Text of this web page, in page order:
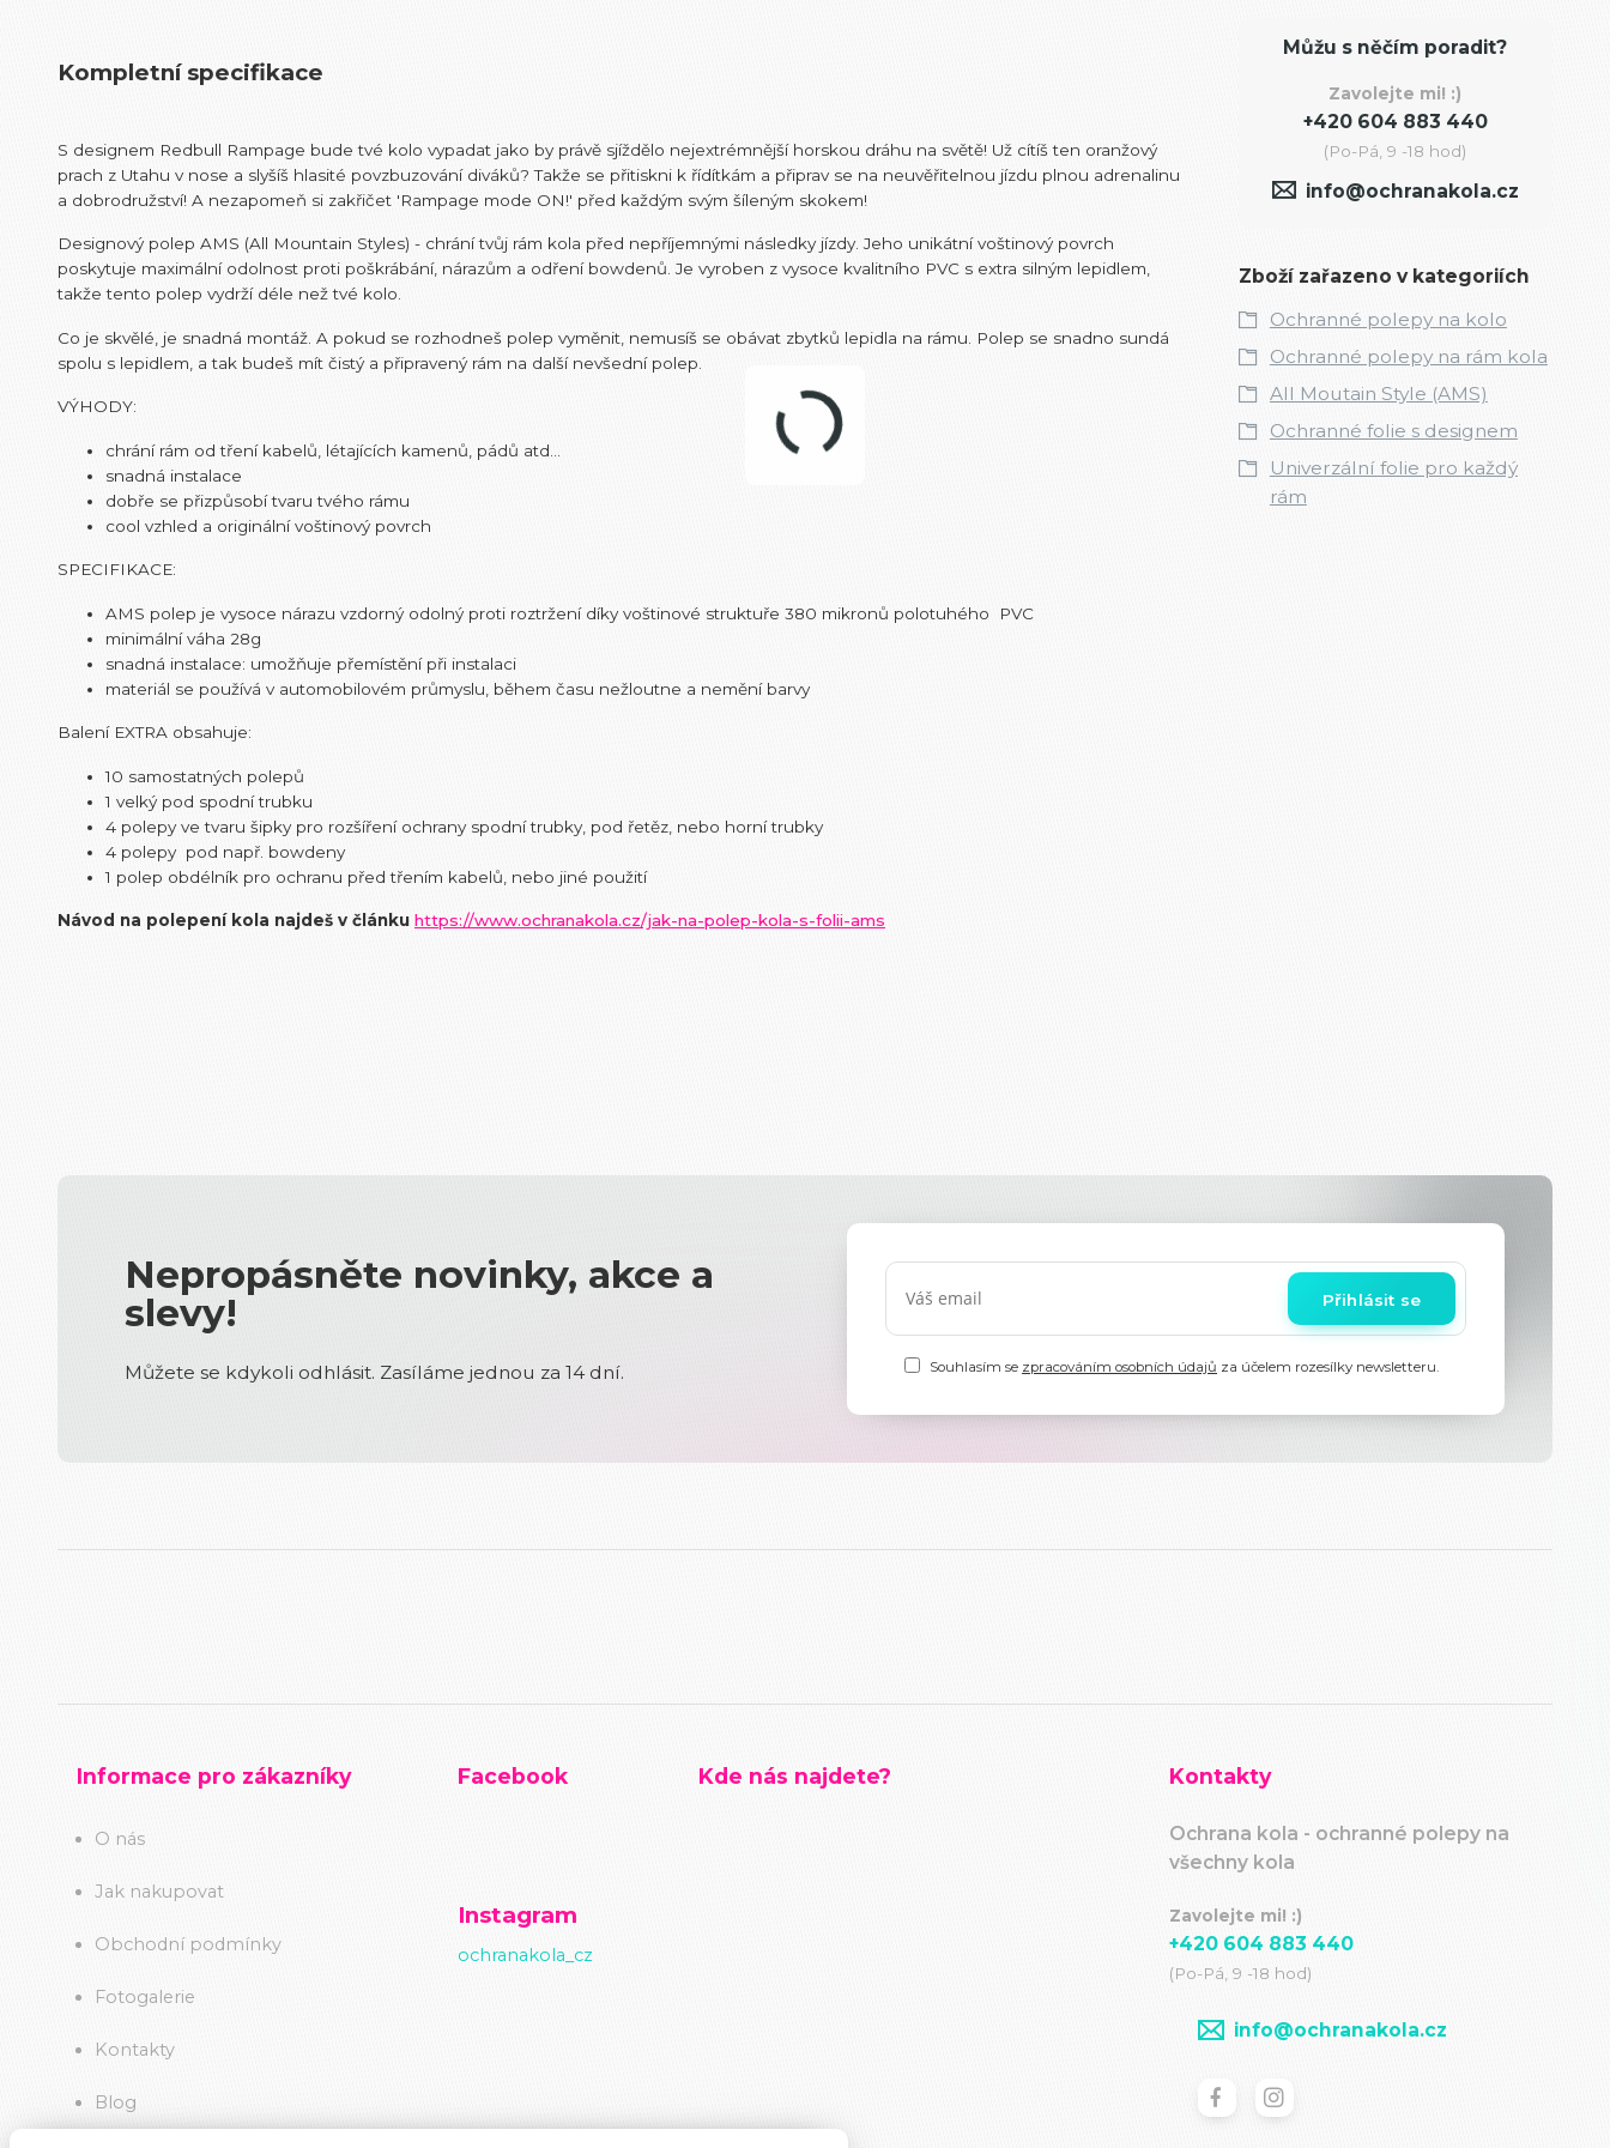
Kompletní specifikace
S designem Redbull Rampage bude tvé kolo vypadat jako by právě sjíždělo nejextrémnější horskou dráhu na světě! Už cítíš ten oranžový
prach z Utahu v nose a slyšíš hlasité povzbuzování diváků? Takže se přitiskni k řídítkám a připrav se na neuvěřitelnou jízdu plnou adrenalinu
a dobrodružství! A nezapomeň si zakřičet 'Rampage mode ON!' před každým svým šíleným skokem!
Designový polep AMS (All Mountain Styles) - chrání tvůj rám kola před nepříjemnými následky jízdy. Jeho unikátní voštinový povrch
poskytuje maximální odolnost proti poškrábání, nárazům a odření bowdenů. Je vyroben z vysoce kvalitního PVC s extra silným lepidlem,
takže tento polep vydrží déle než tvé kolo.
Co je skvělé, je snadná montáž. A pokud se rozhodneš polep vyměnit, nemusíš se obávat zbytků lepidla na rámu. Polep se snadno sundá
spolu s lepidlem, a tak budeš mít čistý a připravený rám na další nevšední polep.
VÝHODY:
chrání rám od tření kabelů, létajících kamenů, pádů atd...
snadná instalace
dobře se přizpůsobí tvaru tvého rámu
cool vzhled a originální voštinový povrch
SPECIFIKACE:
AMS polep je vysoce nárazu vzdorný odolný proti roztržení díky voštinové struktuře 380 mikronů polotuhého PVC
minimální váha 28g
snadná instalace: umožňuje přemístění při instalaci
materiál se používá v automobilovém průmyslu, během času nežloutne a nemění barvy
Balení EXTRA obsahuje:
10 samostatných polepů
1 velký pod spodní trubku
4 polepy ve tvaru šipky pro rozšíření ochrany spodní trubky, pod řetěz, nebo horní trubky
4 polepy pod např. bowdeny
1 polep obdélník pro ochranu před třením kabelů, nebo jiné použití
Návod na polepení kola najdeš v článku https://www.ochranakola.cz/jak-na-polep-kola-s-folii-ams
Můžu s něčím poradit?
Zavolejte mi! :)
+420 604 883 440
(Po-Pá, 9 -18 hod)
info@ochranakola.cz
Zboží zařazeno v kategoriích
Ochranné polepy na kolo
Ochranné polepy na rám kola
All Moutain Style (AMS)
Ochranné folie s designem
Univerzální folie pro každý
rám
Nepropásněte novinky, akce a
slevy!
Můžete se kdykoli odhlásit. Zasíláme jednou za 14 dní.
Přihlásit se
Souhlasím se zpracováním osobních údajů za účelem rozesílky newsletteru.
Informace pro zákazníky
O nás
Jak nakupovat
Obchodní podmínky
Fotogalerie
Kontakty
Blog
Facebook
Instagram
ochranakola_cz
Kde nás najdete? Kontakty
Ochrana kola - ochranné polepy na
všechny kola
Zavolejte mi! :)
+420 604 883 440
(Po-Pá, 9 -18 hod)
info@ochranakola.cz